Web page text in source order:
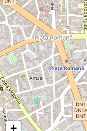
+